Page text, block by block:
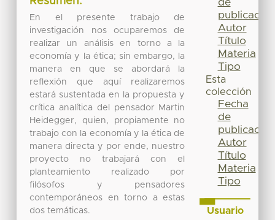
En el presente trabajo de
investigación nos ocuparemos de
realizar un análisis en torno a la
economía y la ética; sin embargo, la
manera en que se abordará la
reflexión que aquí realizaremos
estará sustentada en la propuesta y
crítica analítica del pensador Martin
Heidegger, quien, propiamente no
trabajo con la economía y la ética de
manera directa y por ende, nuestro
proyecto no trabajará con el
planteamiento realizado por
filósofos y pensadores
contemporáneos en torno a estas
dos temáticas.
de
publicación
Autor
Título
Materia
Tipo
Esta
colección
Fecha
de
publicación
Autor
Título
Materia
Tipo
Usuario